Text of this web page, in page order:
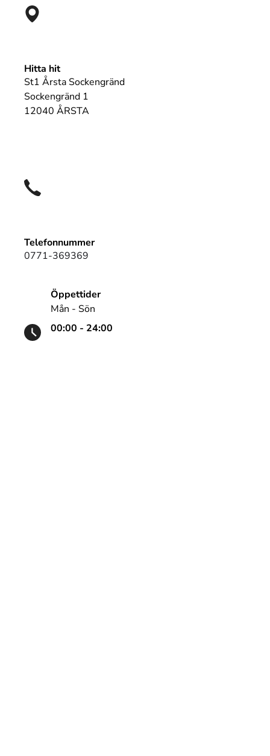
Hitta hit
St1 Årsta Sockengränd
Sockengränd 1
12040 ÅRSTA
Telefonnummer
0771-369369
Öppettider
Mån - Sön
00:00 - 24:00